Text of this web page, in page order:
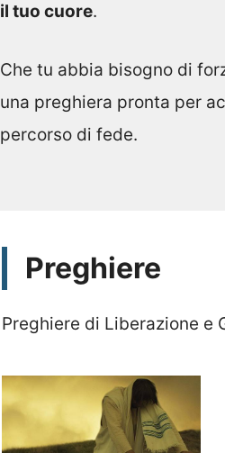
il tuo cuore.
Che tu abbia bisogno di
una preghiera pronta per
percorso di fede.
Preghiere
Preghiere di Liberazione e